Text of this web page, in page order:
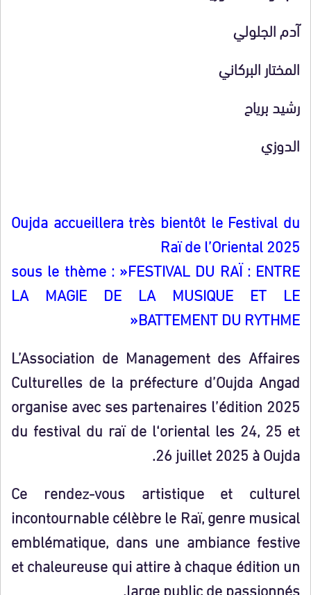
آدم الجلولي
المختار البركاني
رشيد برياح
الدوزي
Oujda accueillera très bientôt le Festival du
Raï de l’Oriental2025
sous le thème: »FESTIVAL DU RAÏ : ENTRE
LA MAGIE DE LA MUSIQUE ET LE
BATTEMENT DU RYTHME
«
L’Association de Management des Affaires
Culturelles de la préfecture d’Oujda Angad
organise avec ses partenaires l’édition 2025
du festival du raï de l‘oriental les 24, 25 et
26 juillet 2025 à Oujda
.
Ce rendez-vous artistique et culturel
incontournable célèbre leRaï, genre musical
emblématique, dans une ambiance festive
et chaleureuse qui attire à chaque édition un
large public de passionnés.